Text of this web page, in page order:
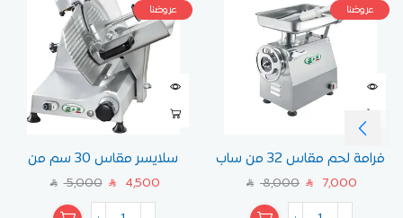
عروضنا
فرامة لحم مقاس 32 من ساب
SAR 8,000 SAR 7,000
عروضنا
سلايسر مقاس 30 سم من
ساب
SAR 5,000 SAR 4,500